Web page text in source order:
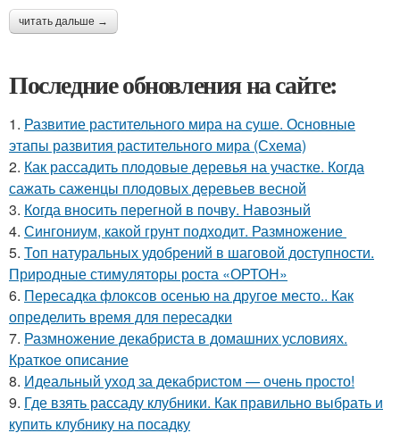
читать дальше →
Последние обновления на сайте:
1. Развитие растительного мира на суше. Основные
этапы развития растительного мира (Схема)
2. Как рассадить плодовые деревья на участке. Когда
сажать саженцы плодовых деревьев весной
3. Когда вносить перегной в почву. Навозный
4. Сингониум, какой грунт подходит. Размножение
5. Топ натуральных удобрений в шаговой доступности.
Природные стимуляторы роста «ОРТОН»
6. Пересадка флоксов осенью на другое место.. Как
определить время для пересадки
7. Размножение декабриста в домашних условиях.
Краткое описание
8. Идеальный уход за декабристом — очень просто!
9. Где взять рассаду клубники. Как правильно выбрать и
купить клубнику на посадку